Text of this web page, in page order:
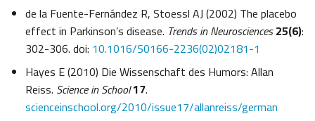
de la Fuente-Fernández R, Stoessl AJ (2002) The placebo
effect in Parkinson’s disease. Trends in Neurosciences 25(6):
302-306. doi: 10.1016/S0166-2236(02)02181-1
Hayes E (2010) Die Wissenschaft des Humors: Allan
Reiss. Science in School17.
scienceinschool.org/2010/issue17/allanreiss/german